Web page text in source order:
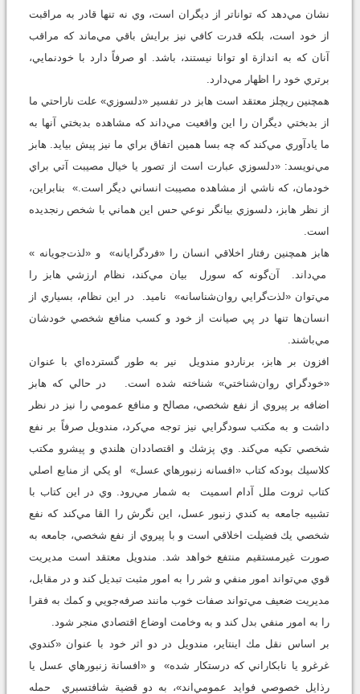
نشان مي‌دهد كه تواناتر از ديگران است، وي نه تنها قادر به مراقبت
از خود است، بلكه قدرت كافي نيز برايش باقي مي‌ماند كه مراقب
آنان كه به اندازة او توانا نيستند، باشد. او صرفاً دارد با خودنمايي،
برتري خود را اظهار مي‌دارد.
همچنين ريچلز معتقد است هابز در تفسير «دلسوزي» علت ناراحتي ما
از بدبختي ديگران را اين واقعيت مي‌داند كه مشاهده بدبختي آنها به
ما يادآوري مي‌كند كه چه بسا همين اتفاق براي ما نيز پيش بيايد. هابز
مي‌نويسد: «دلسوزي عبارت است از تصور يا خيال مصيبت آتي براي
خودمان، كه ناشي از مشاهده مصيبت انساني ديگر است.» بنابراين،
از نظر هابز، دلسوزي بيانگر نوعي حس اين هماني با شخص رنجديده
است.
هابز همچنين رفتار اخلاقي انسان را «فردگرايانه» و «لذت‌جويانه »
مي‌داند. آن‌گونه كه سورل بيان مي‌كند، نظام ارزشي هابز را
مي‌توان «لذت‌گرايي روان‌شناسانه» ناميد. در اين نظام، بسياري از
انسان‌ها تنها در پي صيانت از خود و كسب منافع شخصي خودشان
مي‌باشند.
افزون بر هابز، برناردو مندويل نير به طور گسترده‌اي با عنوان
«خودگراي روان‌شناختي» شناخته شده است. در حالي كه هابز
اضافه بر پيروي از نفع شخصي، مصالح و منافع عمومي را نيز در نظر
داشت و به مكتب سودگرايي نيز توجه مي‌كرد، مندويل صرفاً بر نفع
شخصي تكيه مي‌كند. وي پزشك و اقتصاددان هلندي و پيشرو مكتب
كلاسيك بودكه كتاب «افسانه زنبورهاي عسل» او يكي از منابع اصلي
كتاب ثروت ملل آدام اسميت به شمار مي‌رود. وي در اين كتاب با
تشبيه جامعه به كندي زنبور عسل، اين نگرش را القا مي‌كند كه نفع
شخصي يك فضيلت اخلاقي است و با پيروي از نفع شخصي، جامعه به
صورت غيرمستقيم منتفع خواهد شد. مندويل معتقد است مديريت
قوي مي‌تواند امور منفي و شر را به امور مثبت تبديل كند و در مقابل،
مديريت ضعيف مي‌تواند صفات خوب مانند صرفه‌جويي و كمك به فقرا
را به امور منفي بدل كند و به وخامت اوضاع اقتصادي منجر شود.
بر اساس نقل مك اينتاير، مندويل در دو اثر خود با عنوان «كندوي
غرغرو يا نابكاراني كه درستكار شده» و «افسانة زنبورهاي عسل يا
رذايل خصوصي فوايد عمومي‌اند»، به دو قضية شافتسبري حمله